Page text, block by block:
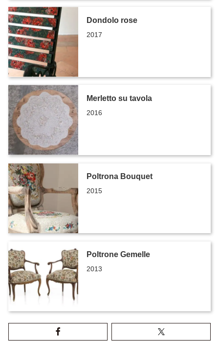
Dondolo rose
2017
Merletto su tavola
2016
Poltrona Bouquet
2015
Poltrone Gemelle
2013